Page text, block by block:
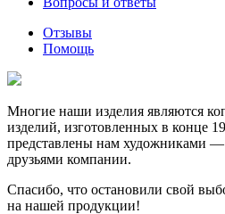
Отзывы
Помощь
Многие наши изделия являются
изделий, изготовленных в конце
представлены нам художниками —
друзьями компании.
Спасибо, что остановили свой
на нашей продукции!